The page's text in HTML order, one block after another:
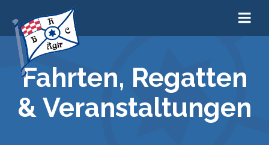
Fahrten, Regatten
& Veranstaltungen